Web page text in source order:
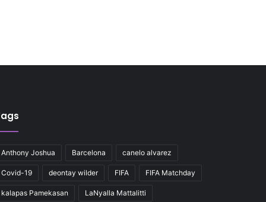
Anthony Joshua Barcelona canelo alvarez
Covid-19 deontay wilder FIFA FIFA Matchday
kalapas Pamekasan LaNyalla Mattalitti